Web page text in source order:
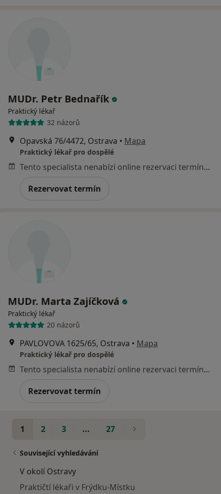
MUDr. Petr Bednařík
Praktický lékař
32 názorů
Opavská 76/4472, Ostrava • Mapa
Praktický lékař pro dospělé
Tento specialista nenabízí online rezervaci termínu na této adrese.
Rezervovat termín
MUDr. Marta Zajíčková
Praktický lékař
20 názorů
PAVLOVOVA 1625/65, Ostrava • Mapa
Praktický lékař pro dospělé
Tento specialista nenabízí online rezervaci termínu na této adrese.
Rezervovat termín
1 2 3 ... 27
Související vyhledávání
V okolí Ostravy
Praktičtí lékaři v Frýdku-Místku